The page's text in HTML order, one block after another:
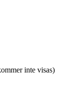
inte visas)